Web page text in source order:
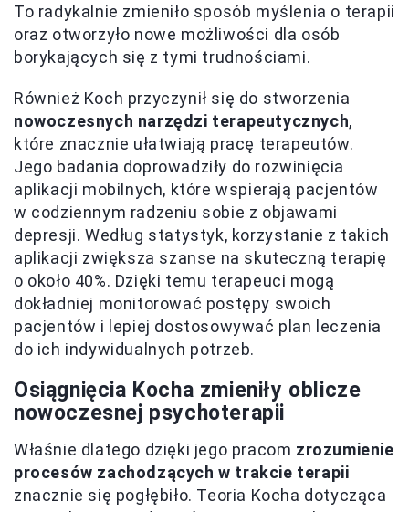
To radykalnie zmieniło sposób myślenia o terapii
oraz otworzyło nowe możliwości dla osób
borykających się z tymi trudnościami.
Również Koch przyczynił się do stworzenia
nowoczesnych narzędzi terapeutycznych,
które znacznie ułatwiają pracę terapeutów.
Jego badania doprowadziły do rozwinięcia
aplikacji mobilnych, które wspierają pacjentów
w codziennym radzeniu sobie z objawami
depresji. Według statystyk, korzystanie z takich
aplikacji zwiększa szanse na skuteczną terapię
o około 40%. Dzięki temu terapeuci mogą
dokładniej monitorować postępy swoich
pacjentów i lepiej dostosowywać plan leczenia
do ich indywidualnych potrzeb.
Osiągnięcia Kocha zmieniły oblicze
nowoczesnej psychoterapii
Właśnie dlatego dzięki jego pracom zrozumienie
procesów zachodzących w trakcie terapii
znacznie się pogłębiło. Teoria Kocha dotycząca